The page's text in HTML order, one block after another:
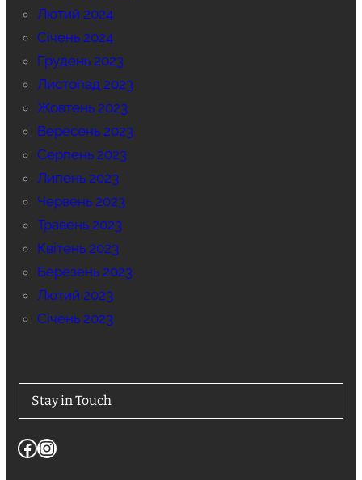
Лютий 2024
Січень 2024
Грудень 2023
Листопад 2023
Жовтень 2023
Вересень 2023
Серпень 2023
Липень 2023
Червень 2023
Травень 2023
Квітень 2023
Березень 2023
Лютий 2023
Січень 2023
Stay in Touch